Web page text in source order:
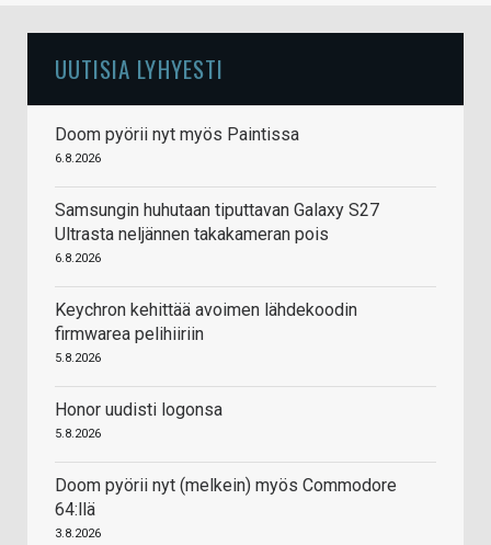
UUTISIA LYHYESTI
Doom pyörii nyt myös Paintissa
6.8.2026
Samsungin huhutaan tiputtavan Galaxy S27
Ultrasta neljännen takakameran pois
6.8.2026
Keychron kehittää avoimen lähdekoodin
firmwarea pelihiiriin
5.8.2026
Honor uudisti logonsa
5.8.2026
Doom pyörii nyt (melkein) myös Commodore
64:llä
3.8.2026